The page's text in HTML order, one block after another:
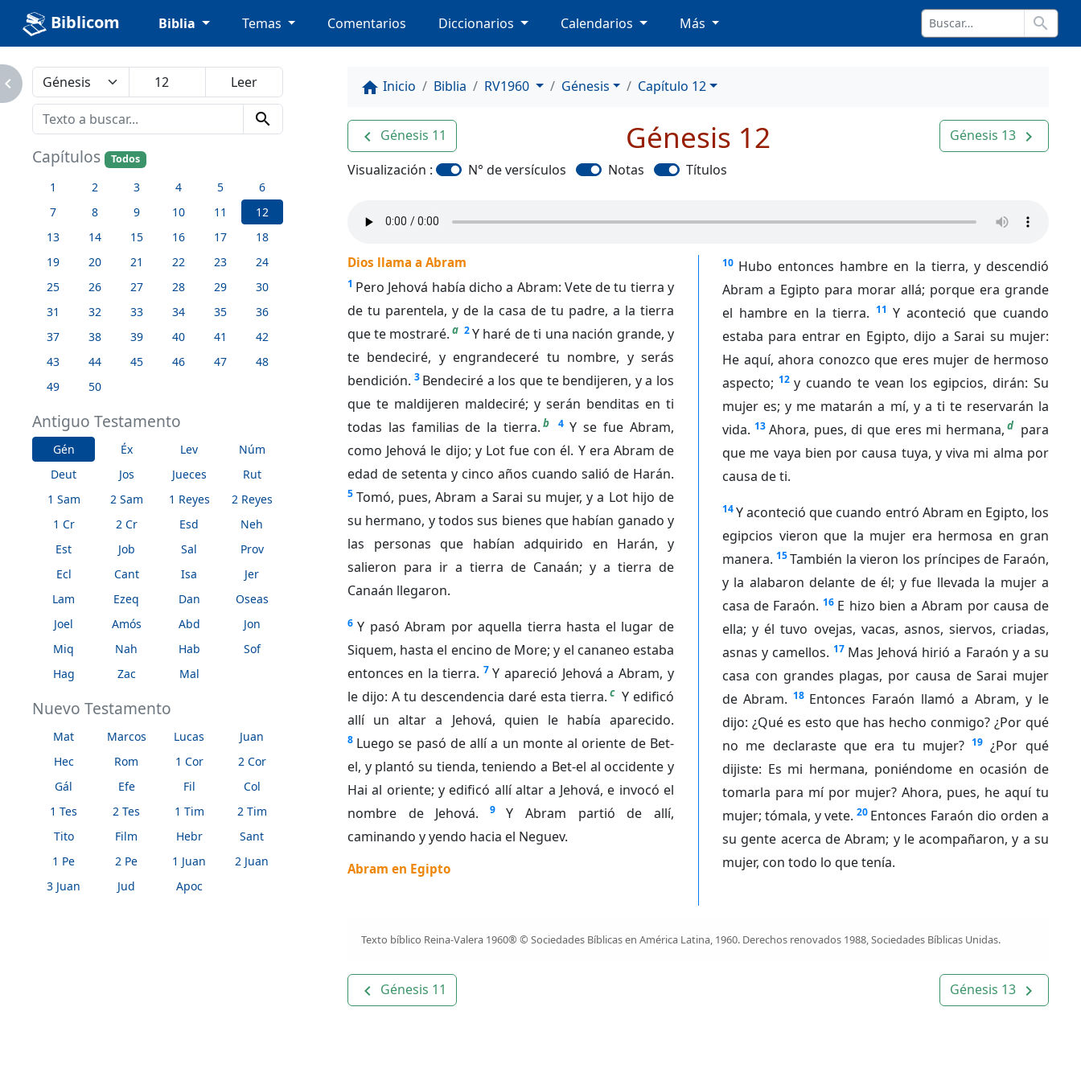
Biblicom Biblia Temas Comentarios Diccionarios Calendarios Más search
search
Capítulos Todos
1 2 3 4 5
6
7
8 9 10 11
12
13
14 15 16 17
18
19
20 21 22 23
24
25
26 27 28 29
30
31
32 33 34 35
36
37
38 39 40 41
42
43
44 45 46 47
48
49
50
Antiguo Testamento
Gén Éx Lev
Núm
Deut
Jos Jueces
Rut
1 Sam
2 Sam 1 Reyes
2 Reyes
1 Cr
2 Cr Esd
Neh
Est
Job Sal
Prov
Ecl
Cant Isa
Jer
Lam
Ezeq Dan
Oseas
Joel
Amós Abd
Jon
Miq
Nah Hab
Sof
Hag
Zac Mal
Nuevo Testamento
Mat Marcos Lucas
Juan
Hec
Rom 1 Cor
2 Cor
Gál
Efe Fil
Col
1 Tes
2 Tes 1 Tim
2 Tim
Tito
Film Hebr
Sant
1 Pe
2 Pe 1 Juan
2 Juan
3 Juan
Jud Apoc
home Inicio Biblia RV1960 Génesis Capítulo 12
navigate_before Génesis 11 Génesis 13 navigate_next
Génesis 12
Visualización : N° de versículos Notas Títulos
Dios llama a Abram
1 Pero Jehová había dicho a Abram: Vete de tu tierra y
de tu parentela, y de la casa de tu padre, a la tierra
que te mostraré. a 2Y haré de ti una nación grande, y
te bendeciré, y engrandeceré tu nombre, y serás
bendición. 3 Bendeciré a los que te bendijeren, y a los
que te maldijeren maldeciré; y serán benditas en ti
todas las familias de la tierra. b 4 Y se fue Abram,
como Jehová le dijo; y Lot fue con él. Y era Abram de
edad de setenta y cinco años cuando salió de Harán.
5 Tomó, pues, Abram a Sarai su mujer, y a Lot hijo de
su hermano, y todos sus bienes que habían ganado y
las personas que habían adquirido en Harán, y
salieron para ir a tierra de Canaán; y a tierra de
Canaán llegaron.
6 Y pasó Abram por aquella tierra hasta el lugar de
Siquem, hasta el encino de More; y el cananeo estaba
entonces en la tierra. 7 Y apareció Jehová a Abram, y
le dijo: A tu descendencia daré esta tierra. c Y edificó
allí un altar a Jehová, quien le había aparecido.
8 Luego se pasó de allí a un monte al oriente de Bet-
el, y plantó su tienda, teniendo a Bet-el al occidente y
Hai al oriente; y edificó allí altar a Jehová, e invocó el
nombre de Jehová.
9
Y Abram partió de allí,
caminando y yendo hacia el Neguev.
Abram en Egipto
10 Hubo entonces hambre en la tierra, y descendió
Abram a Egipto para morar allá; porque era grande
el hambre en la tierra. 11 Y aconteció que cuando
estaba para entrar en Egipto, dijo a Sarai su mujer:
He aquí, ahora conozco que eres mujer de hermoso
aspecto; 12 y cuando te vean los egipcios, dirán: Su
mujer es; y me matarán a mí, y a ti te reservarán la
vida. 13 Ahora, pues, di que eres mi hermana, d para
que me vaya bien por causa tuya, y viva mi alma por
causa de ti.
14Y aconteció que cuando entró Abram en Egipto, los
egipcios vieron que la mujer era hermosa en gran
manera. 15También la vieron los príncipes de Faraón,
y la alabaron delante de él; y fue llevada la mujer a
casa de Faraón. 16 E hizo bien a Abram por causa de
ella; y él tuvo ovejas, vacas, asnos, siervos, criadas,
asnas y camellos. 17 Mas Jehová hirió a Faraón y a su
casa con grandes plagas, por causa de Sarai mujer
de Abram. 18 Entonces Faraón llamó a Abram, y le
dijo: ¿Qué es esto que has hecho conmigo? ¿Por qué
no me declaraste que era tu mujer? 19 ¿Por qué
dijiste: Es mi hermana, poniéndome en ocasión de
tomarla para mí por mujer? Ahora, pues, he aquí tu
mujer; tómala, y vete. 20 Entonces Faraón dio orden a
su gente acerca de Abram; y le acompañaron, y a su
mujer, con todo lo que tenía.
Texto bíblico Reina-Valera 1960® © Sociedades Bíblicas en América Latina, 1960. Derechos renovados 1988, Sociedades Bíblicas Unidas.
navigate_before Génesis 11 Génesis 13 navigate_next